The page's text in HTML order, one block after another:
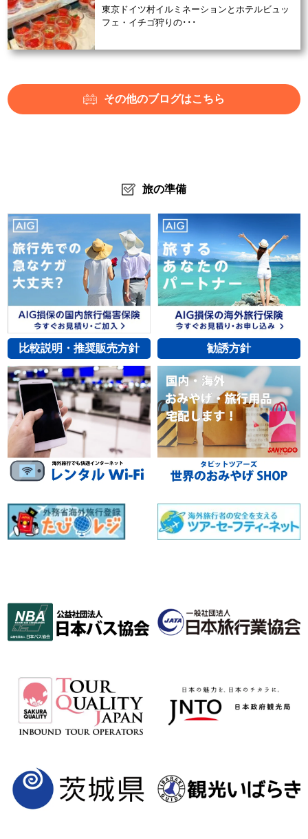
東京ドイツ村イルミネーションとホテルビュッ
フェ・イチゴ狩りの･･･
その他のブログはこちら
旅の準備
比較説明・推奨販売方針 勧誘方針